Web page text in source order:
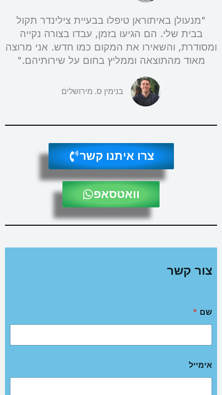
"מנעולן באיתוראן טיפלו בבעיית צילינדר תקול
בבית שלי. הם הגיעו בזמן, עבדו בצורה נקייה
ומסודרת, והשאירו את המקום כמו חדש. אני מרוצה
מאוד מהתוצאה וממליץ בחום על שירותיהם."
בנימין ס. מירושלים
צרו איתנו קשר
וואטסאפ
צור קשר
שם *
אימייל